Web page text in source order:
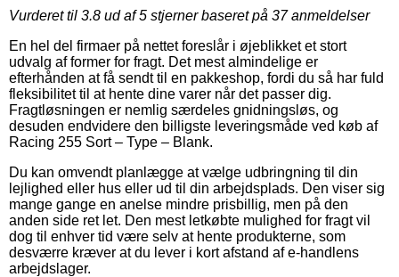
Vurderet til 3.8 ud af 5 stjerner baseret på 37anmeldelser
En hel del firmaer på nettet foreslår i øjeblikket et stort
udvalg af former for fragt. Det mest almindelige er
efterhånden at få sendt til en pakkeshop, fordi du så har fuld
fleksibilitet til at hente dine varer når det passer dig.
Fragtløsningen er nemlig særdeles gnidningsløs, og
desuden endvidere den billigste leveringsmåde ved køb af
Racing 255 Sort – Type – Blank.
Du kan omvendt planlægge at vælge udbringning til din
lejlighed eller hus eller ud til din arbejdsplads. Den viser sig
mange gange en anelse mindre prisbillig, men på den
anden side ret let. Den mest letkøbte mulighed for fragt vil
dog til enhver tid være selv at hente produkterne, som
desværre kræver at du lever i kort afstand af e-handlens
arbejdslager.